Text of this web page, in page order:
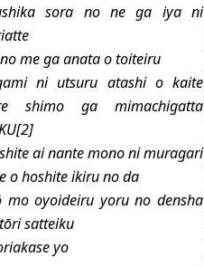
sora no ne ga iya ni
me ga anata o toiteiru
ni utsuru atashi o kaite
shimo ga mimachigatta
ai nante mono ni muragari
o hoshite ikiru no da
mo oyoideiru yoru no densha
satteiku
yo